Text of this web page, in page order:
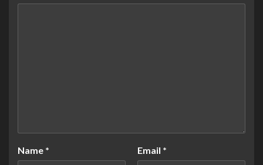
Name * Email *